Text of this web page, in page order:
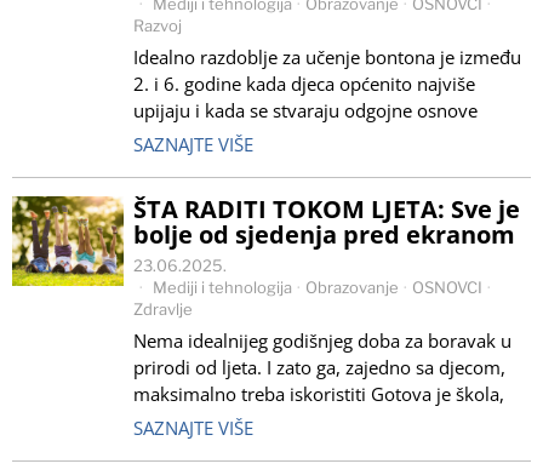
Razvoj
Idealno razdoblje za učenje bontona je između
2. i 6. godine kada djeca općenito najviše
upijaju i kada se stvaraju odgojne osnove
SAZNAJTE VIŠE
ŠTA RADITI TOKOM LJETA: Sve je
bolje od sjedenja pred ekranom
23.06.2025.
Mediji i tehnologija · Obrazovanje · OSNOVCI ·
Zdravlje
Nema idealnijeg godišnjeg doba za boravak u
prirodi od ljeta. I zato ga, zajedno sa djecom,
maksimalno treba iskoristiti Gotova je škola,
SAZNAJTE VIŠE